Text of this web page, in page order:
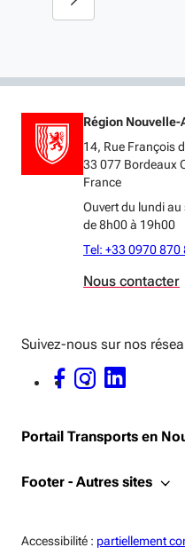
Région
14, Rue François
33 077 Bordeaux
France
Ouvert du lundi au
de 8h00 à 19h00
Tel: +33 0970 870
Nous contacter
Suivez-nous sur nos
FACEBOOK - OUVERTURE DANS
INSTAGRAM - OUVERTURE
LINKEDIN -
Portail Transports en
Footer - Autres sites
Accessibilité : Accessiblité:
partiellement